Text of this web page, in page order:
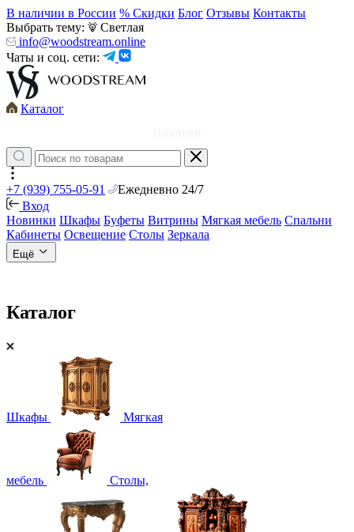
В наличии в России % Скидки Блог Отзывы Контакты
Выбрать тему:
Светлая
info@woodstream.online
Чаты и соц. сети:
Каталог
+7 (939) 755-05-91
Ежедневно 24/7
Вход
Новинки Шкафы Буфеты Витрины Мягкая мебель Спальни
Кабинеты Освещение Столы Зеркала
Ещё
Каталог
Шкафы Мягкая
мебель Столы,